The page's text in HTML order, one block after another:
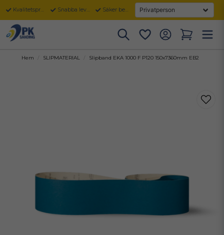
Kvalitetsprodukter Snabba leveranser Säker betalning
Hem SLIPMATERIAL Slipband EKA 1000 F P120 150x7360mm EB2